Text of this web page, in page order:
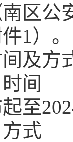
公安
1）。
及方
间
式